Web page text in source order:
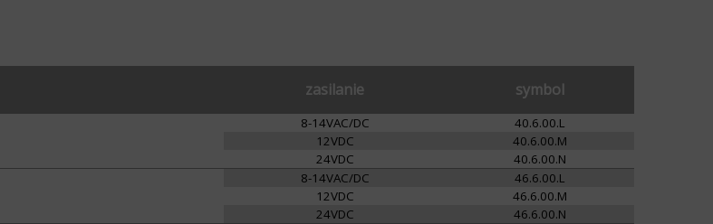
zasilanie symbol
8-14VAC/DC
40.6.00.L
12VDC
40.6.00.M
24VDC
40.6.00.N
8-14VAC/DC
46.6.00.L
12VDC
46.6.00.M
24VDC
46.6.00.N